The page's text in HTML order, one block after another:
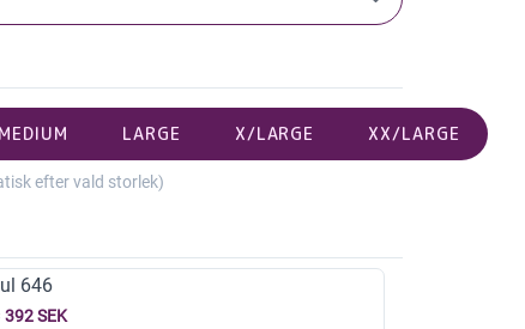
MEDIUM LARGE X/LARGE XX/LARGE
efter vald storlek)
646
392 SEK